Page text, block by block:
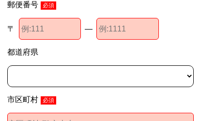
郵便番号 必須
〒 ―
都道府県
市区町村 必須